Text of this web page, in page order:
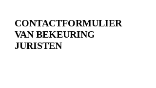
CONTACTFORMULIER
VAN BEKEURING
JURISTEN